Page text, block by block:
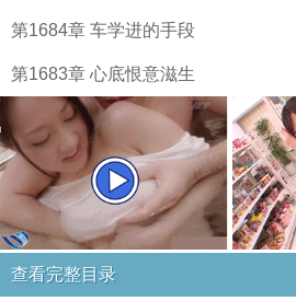
第1684章 车学进的手段
第1683章 心底恨意滋生
查看完整目录